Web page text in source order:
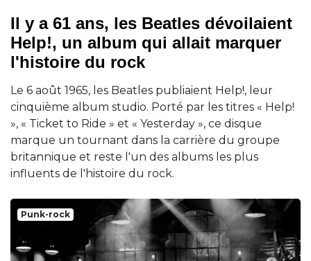
Il y a 61 ans, les Beatles dévoilaient
Help!, un album qui allait marquer
l'histoire du rock
Le 6 août 1965, les Beatles publiaient Help!, leur
cinquième album studio. Porté par les titres « Help!
», « Ticket to Ride » et « Yesterday », ce disque
marque un tournant dans la carrière du groupe
britannique et reste l'un des albums les plus
influents de l'histoire du rock.
Punk-rock